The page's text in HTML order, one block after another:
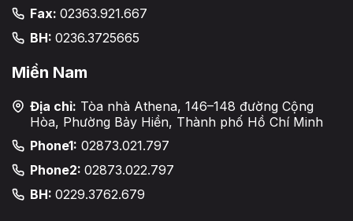
Fax: 02363.921.667
BH: 0236.3725665
Miền Nam
Địa chỉ: Tòa nhà Athena, 146–148 đường Cộng
Hòa, Phường Bảy Hiền, Thành phố Hồ Chí Minh
Phone1: 02873.021.797
Phone2: 02873.022.797
BH: 0229.3762.679